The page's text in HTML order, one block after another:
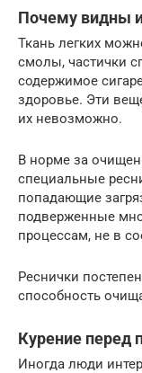
Почему видны
Ткань легких
смолы, частички
содержимое
здоровье. Эти
их невозможно.
В норме за
специальные
попадающие
подверженные
процессам, не в
Реснички
способность
Курение перед
Иногда люди